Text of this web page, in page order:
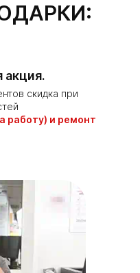
акция.
скидка при
работу) и ремонт